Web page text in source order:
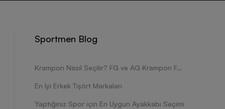
Sportmen Blog
Krampon Nasıl Seçilir? FG ve AG Krampon Farkları Nelerdir?
En İyi Erkek Tişört Markaları
Yaptığınız Spor için En Uygun Ayakkabı Seçimi